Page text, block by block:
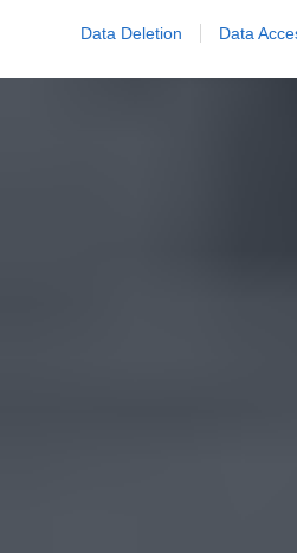
Data Deletion Data